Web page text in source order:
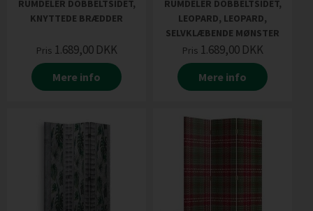
RUMDELER DOBBELTSIDET,
KNYTTEDE BRÆDDER
Pris 1.689,00 DKK
Mere info
RUMDELER DOBBELTSIDET,
LEOPARD, LEOPARD,
SELVKLÆBENDE MØNSTER
Pris 1.689,00 DKK
Mere info